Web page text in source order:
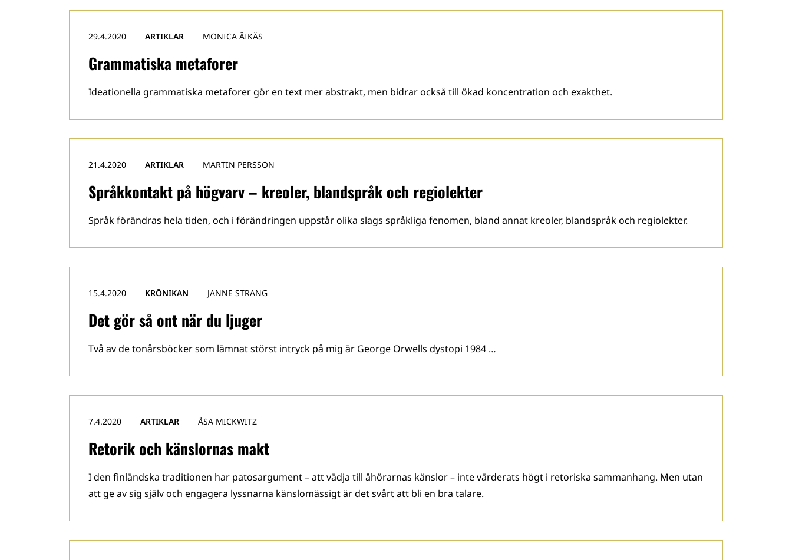
Grammatiska metaforer
29.4.2020 ARTIKLAR MONICA ÄIKÄS
Ideationella grammatiska metaforer gör en text mer abstrakt, men bidrar också till ökad koncentration och exakthet.
Språkkontakt på högvarv – kreoler, blandspråk och regiolekter
21.4.2020 ARTIKLAR MARTIN PERSSON
Språk förändras hela tiden, och i förändringen uppstår olika slags språkliga fenomen, bland annat kreoler, blandspråk och regiolekter.
Det gör så ont när du ljuger
15.4.2020 KRÖNIKAN JANNE STRANG
Två av de tonårsböcker som lämnat störst intryck på mig är George Orwells dystopi 1984 …
Retorik och känslornas makt
7.4.2020 ARTIKLAR ÅSA MICKWITZ
I den finländska traditionen har patosargument – att vädja till åhörarnas känslor – inte värderats högt i retoriska sammanhang. Men utan
att ge av sig själv och engagera lyssnarna känslomässigt är det svårt att bli en bra talare.